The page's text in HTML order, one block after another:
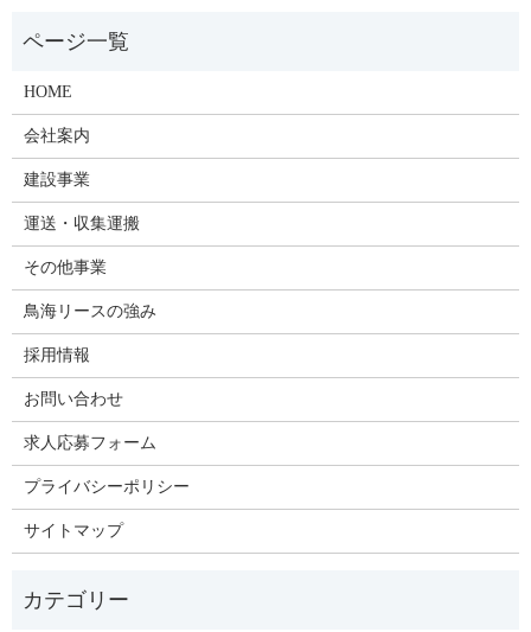
HOME
会社案内
建設事業
運送・収集運搬
その他事業
鳥海リースの強み
採用情報
お問い合わせ
求人応募フォーム
プライバシーポリシー
サイトマップ